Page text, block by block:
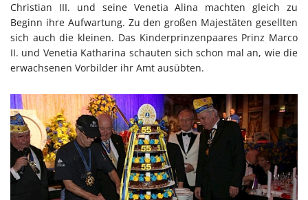
Christian III. und seine Venetia Alina machten gleich zu
Beginn ihre Aufwartung. Zu den großen Majestäten gesellten
sich auch die kleinen. Das Kinderprinzenpaares Prinz Marco
II. und Venetia Katharina schauten sich schon mal an, wie die
erwachsenen Vorbilder ihr Amt ausübten.